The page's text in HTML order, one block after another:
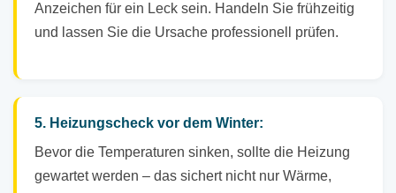
Anzeichen für ein Leck sein. Handeln Sie frühzeitig
und lassen Sie die Ursache professionell prüfen.
5. Heizungscheck vor dem Winter:
Bevor die Temperaturen sinken, sollte die Heizung
gewartet werden – das sichert nicht nur Wärme,